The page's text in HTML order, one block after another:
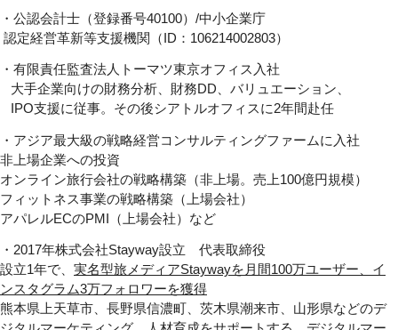
・公認会計士（登録番号40100）/中小企業庁
認定経営革新等支援機関（ID：106214002803）
・有限責任監査法人トーマツ東京オフィス入社
大手企業向けの財務分析、財務DD、バリュエーション、
IPO支援に従事。その後シアトルオフィスに2年間赴任
・アジア最大級の戦略経営コンサルティングファームに入社
非上場企業への投資
オンライン旅行会社の戦略構築（非上場。売上100億円規模）
フィットネス事業の戦略構築（上場会社）
アパレルECのPMI（上場会社）など
・2017年株式会社Stayway設立 代表取締役
設立1年で、 実名型旅メディアStaywayを月間100万ユーザー、イ
ンスタグラム3万フォ ロワーを獲得
熊本県上天草市、長野県信濃町、茨木県潮来市、山形県などのデ